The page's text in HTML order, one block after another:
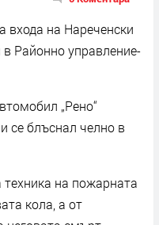
входа на Нареченски
Районно управление-
„Рено“
се блъснал челно в
на пожарната
кола, а от